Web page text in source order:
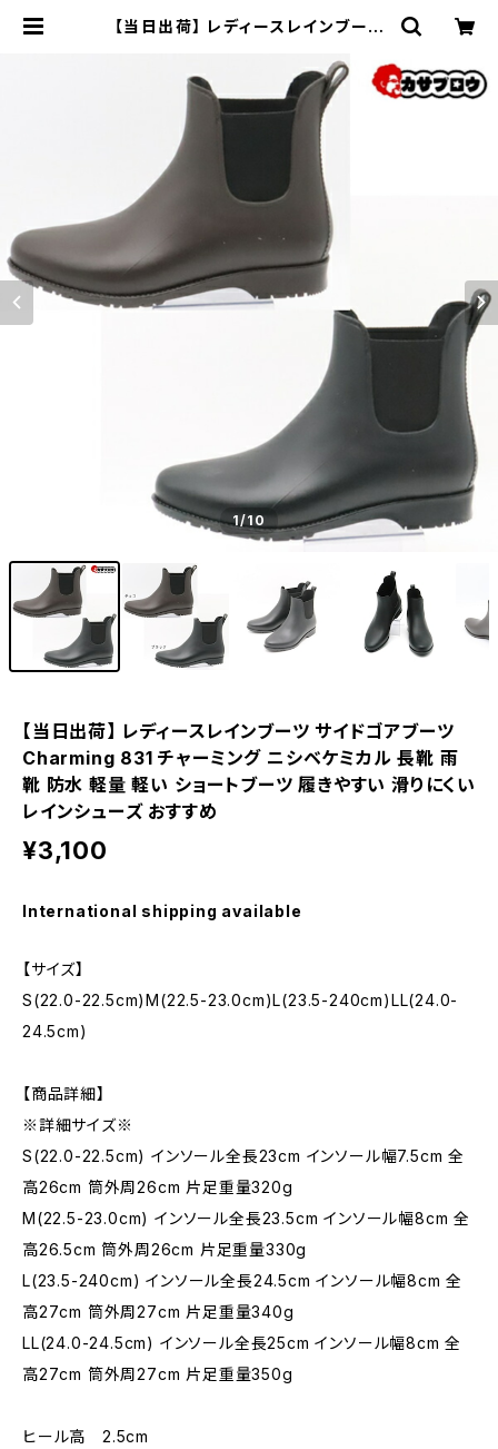
【当日出荷】 レディースレインブーツ
チャーミング ニシベケミカル 長靴 雨
靴 防水 軽量 軽い ショートブーツ 履
きやすい 滑りにくい レインシューズ
おすすめ | 長靴・サンダルのカサブロ
1/10
【当日出荷】 レディースレインブーツ サイドゴアブーツ
Charming 831 チャーミング ニシベケミカル 長靴 雨
靴 防水 軽量 軽い ショートブーツ 履きやすい 滑りにくい
レインシューズ おすすめ
¥3,100
International shipping available
【サイズ】
S(22.0-22.5cm)M(22.5-23.0cm)L(23.5-240cm)LL(24.0-
24.5cm)
【商品詳細】
※詳細サイズ※
S(22.0-22.5cm) インソール全長23cm インソール幅7.5cm 全
高26cm 筒外周26cm 片足重量320g
M(22.5-23.0cm) インソール全長23.5cm インソール幅8cm 全
高26.5cm 筒外周26cm 片足重量330g
L(23.5-240cm) インソール全長24.5cm インソール幅8cm 全
高27cm 筒外周27cm 片足重量340g
LL(24.0-24.5cm) インソール全長25cm インソール幅8cm 全
高27cm 筒外周27cm 片足重量350g
ヒール高 2.5cm